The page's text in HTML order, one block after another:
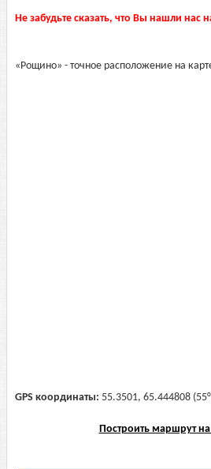
Не забудьте сказать, что Вы нашли нас
«Рощино» - точное расположение на
GPS координаты: 55.3501, 65.444808
Построить маршрут на